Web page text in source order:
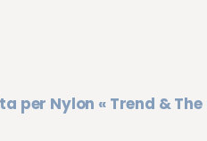
per Nylon « Trend &